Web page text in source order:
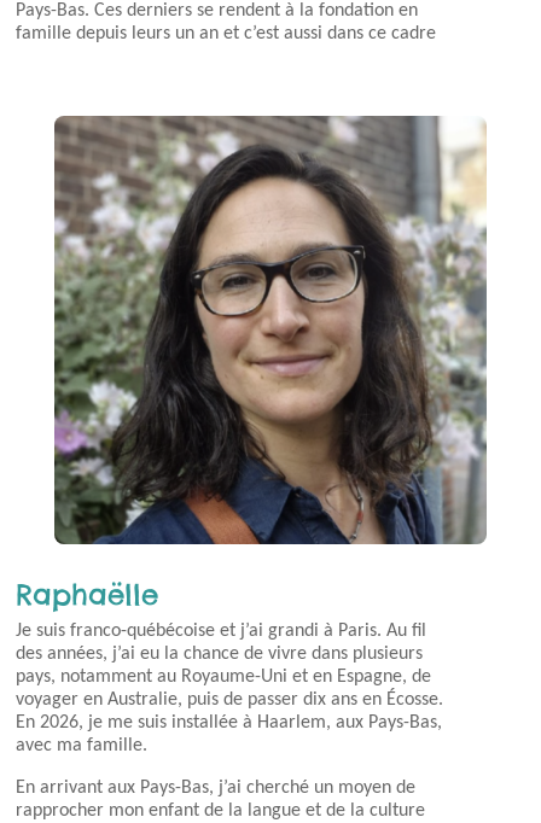
Pays-Bas. Ces derniers se rendent à la fondation en
famille depuis leurs un an et c’est aussi dans ce cadre
nom, représente dorénavant une véritable seconde
famille.
Raphaëlle
Je suis franco-québécoise et j’ai grandi à Paris. Au fil
des années, j’ai eu la chance de vivre dans plusieurs
pays, notamment au Royaume-Uni et en Espagne, de
voyager en Australie, puis de passer dix ans en Écosse.
En 2026, je me suis installée à Haarlem, aux Pays-Bas,
avec ma famille.
En arrivant aux Pays-Bas, j’ai cherché un moyen de
rapprocher mon enfant de la langue et de la culture